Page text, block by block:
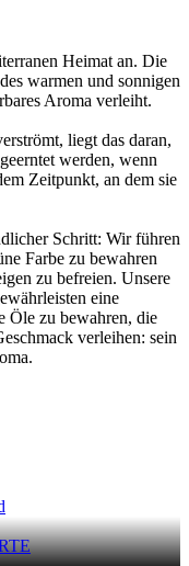
Heimat an. Die
warmen und sonnigen
Aroma verleiht.
liegt das daran,
werden, wenn
Zeitpunkt, an dem sie
Schritt: Wir führen
Farbe zu bewahren
zu befreien. Unsere
eine
Öle zu bewahren, die
verleihen: sein